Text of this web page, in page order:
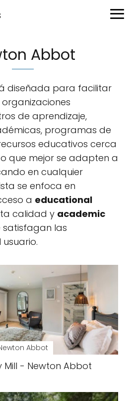
Abbot
diseñada para facilitar
de aprendizaje,
programas de
educativos cerca
que mejor se adapten a
en cualquier
se enfoca en
a educational
calidad y academic
satisfagan las
Abbot
Mill - Newton Abbot